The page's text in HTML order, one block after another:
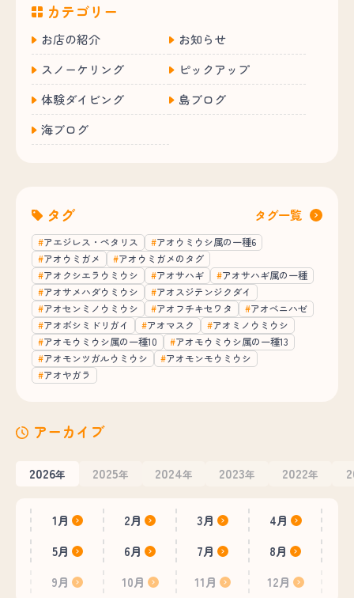
カテゴリー
お店の紹介
お知らせ
スノーケリング
ピックアップ
体験ダイビング
島ブログ
海ブログ
タグ タグ一覧
アエジレス・ペタリス
アオウミウシ属の一種6
アオウミガメ
アオウミガメのタグ
アオクシエラウミウシ
アオサハギ
アオサハギ属の一種
アオサメハダウミウシ
アオスジテンジクダイ
アオセンミノウミウシ
アオフチキセワタ
アオベニハゼ
アオボシミドリガイ
アオマスク
アオミノウミウシ
アオモウミウシ属の一種10
アオモウミウシ属の一種13
アオモンツガルウミウシ
アオモンモウミウシ
アオヤガラ
アーカイブ
2026年 2025年 2024年 2023年 2022年
1月 2月 3月
4月
5月
6月 7月
8月
9月
10月 11月 12月